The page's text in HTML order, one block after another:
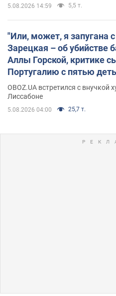
5.08.2026 14:59 5,5 т.
"Или, может, я запугана
Зарецкая – об убийстве
Аллы Горской, критике
Португалию с пятью
OBOZ.UA встретился с внучкой
Лиссабоне
5.08.2026 04:00 25,7 т.